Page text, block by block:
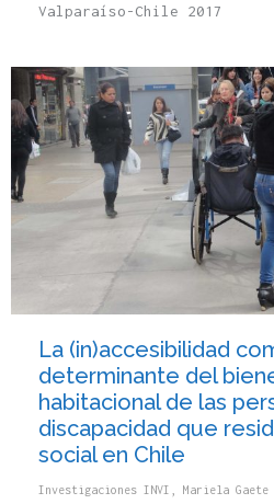
Valparaíso-Chile 2017
La (in)accesibilidad
determinante del
habitacional de las
discapacidad que
social en Chile
Investigaciones INVI , Mariela Gaete